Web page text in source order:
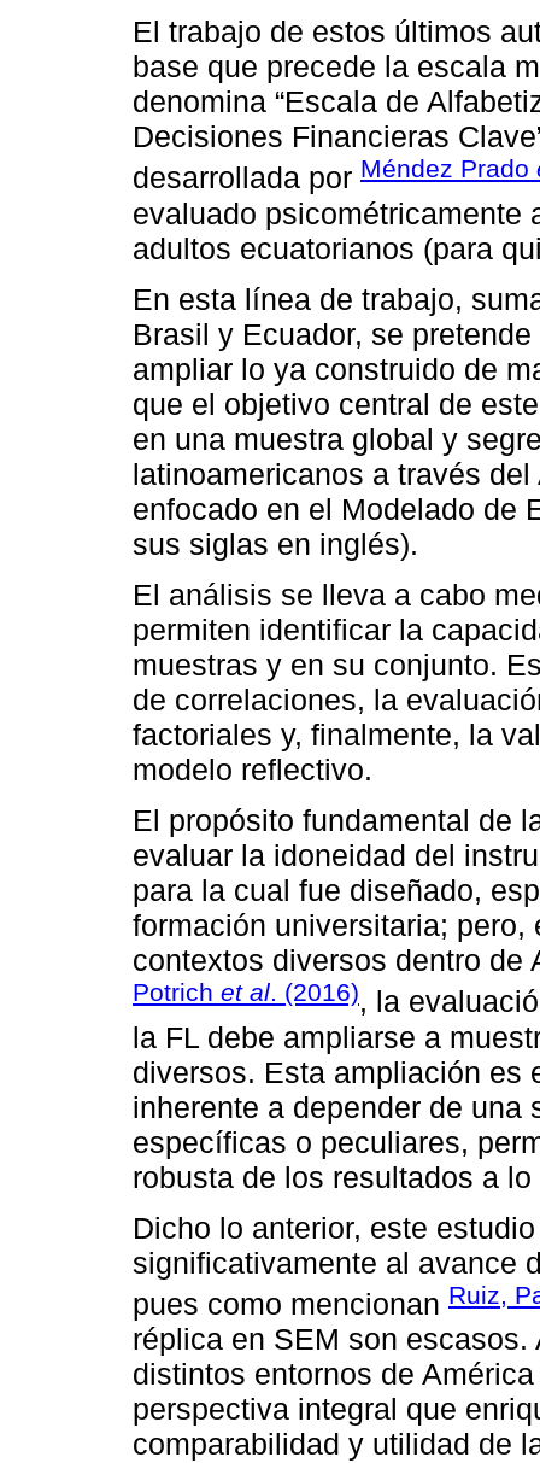
El trabajo de estos últimos
base que precede la escala
denomina “Escala de
Decisiones Financieras
desarrollada por Méndez Prado
evaluado psicométricamente
adultos ecuatorianos (para
En esta línea de trabajo,
Brasil y Ecuador, se
ampliar lo ya construido de
que el objetivo central de
en una muestra global y
latinoamericanos a través
enfocado en el Modelado de
sus siglas en inglés).
El análisis se lleva a cabo
permiten identificar la
muestras y en su conjunto.
de correlaciones, la
factoriales y, finalmente, la
modelo reflectivo.
El propósito fundamental de
evaluar la idoneidad del
para la cual fue diseñado,
formación universitaria;
contextos diversos dentro de
Potrich et al. (2016), la
la FL debe ampliarse a
diversos. Esta ampliación es
inherente a depender de
específicas o peculiares,
robusta de los resultados a
Dicho lo anterior, este
significativamente al avance
pues como mencionan Ruiz,
réplica en SEM son
distintos entornos de
perspectiva integral que
comparabilidad y utilidad de